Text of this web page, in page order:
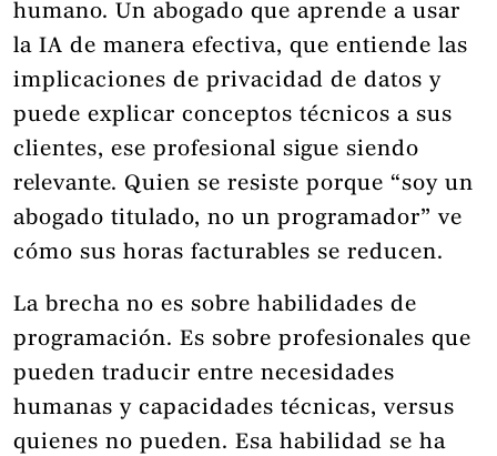
humano. Un abogado que aprende a usar
la IA de manera efectiva, que entiende las
implicaciones de privacidad de datos y
puede explicar conceptos técnicos a sus
clientes, ese profesional sigue siendo
relevante. Quien se resiste porque “soy un
abogado titulado, no un programador” ve
cómo sus horas facturables se reducen.
La brecha no es sobre habilidades de
programación. Es sobre profesionales que
pueden traducir entre necesidades
humanas y capacidades técnicas, versus
quienes no pueden. Esa habilidad se ha